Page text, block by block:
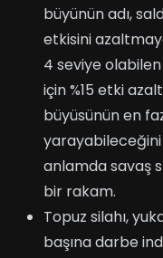
büyünün adı,
etkisini
4 seviye
için %15 etki
büyüsünün en
anlamda savaş
bir rakam.
Topuz silahı,
başına darbe